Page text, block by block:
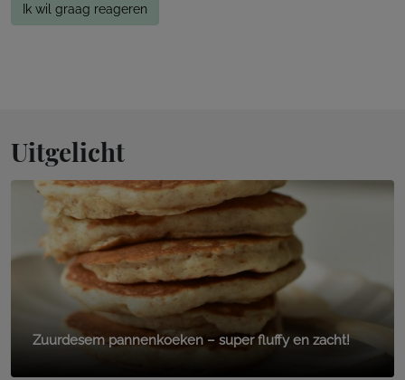
Ik wil graag reageren
Uitgelicht
Zuurdesem pannenkoeken – super fluffy en zacht!